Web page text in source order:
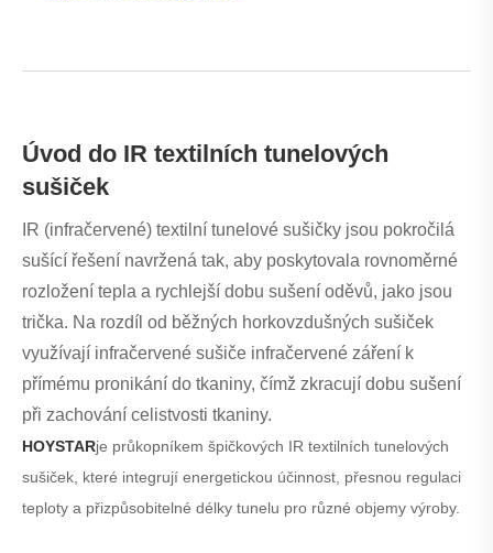
Úvod do IR textilních tunelových
sušiček
IR (infračervené) textilní tunelové sušičky jsou pokročilá
sušící řešení navržená tak, aby poskytovala rovnoměrné
rozložení tepla a rychlejší dobu sušení oděvů, jako jsou
trička. Na rozdíl od běžných horkovzdušných sušiček
využívají infračervené sušiče infračervené záření k
přímému pronikání do tkaniny, čímž zkracují dobu sušení
při zachování celistvosti tkaniny.
HOYSTARje průkopníkem špičkových IR textilních tunelových
sušiček, které integrují energetickou účinnost, přesnou regulaci
teploty a přizpůsobitelné délky tunelu pro různé objemy výroby.